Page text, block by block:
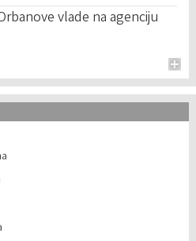
vlade na agenciju